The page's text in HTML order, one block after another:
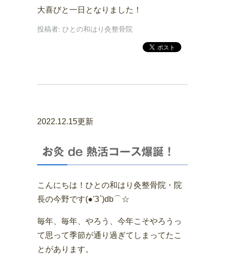
大喜びと一日となりました！
投稿者: ひとの和はり灸整骨院
2022.12.15更新
お灸 de 熱活コース爆誕！
こんにちは！ひとの和はり灸整骨院・院
長の今野です(●'З`)db⌒☆
毎年、毎年、やろう、今年こそやろうっ
て思って季節が通り過ぎてしまってたこ
とがあります。